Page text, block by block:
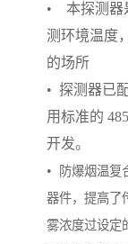
• 本探测器
测环境温度
的场所
• 探测器已
用标准的 485
开发。
•
防爆烟温复
器件，提高了
雾浓度过设定